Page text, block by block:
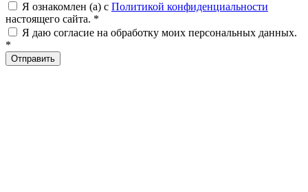
Я ознакомлен (а) с Политикой конфиденциальности
настоящего сайта. *
Я даю согласие на обработку моих персональных данных.
*
Отправить